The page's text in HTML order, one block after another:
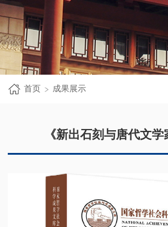
首页 成果展示
《新出石刻与唐代文学